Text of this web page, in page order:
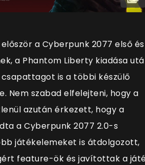
először a Cyberpunk 2077 első és
a Phantom Liberty kiadása
is a többi készülő
Nem szabad elfelejteni, hogy a
azután érkezett, hogy a
a Cyberpunk 2077 2.0-s
játékelemeket is átdolgozott,
feature-ök és javítottak a